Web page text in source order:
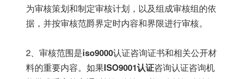
为审核策划和制定审核计划，以及组成审核组的依
据，并按审核范爵界定时内容和界限进行审核。
2、审核范围是iso9000认证咨询证书和相关公开材
料的重要内容。如果ISO9001认证咨询认证咨询机